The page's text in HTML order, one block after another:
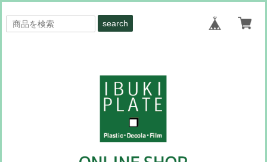
search